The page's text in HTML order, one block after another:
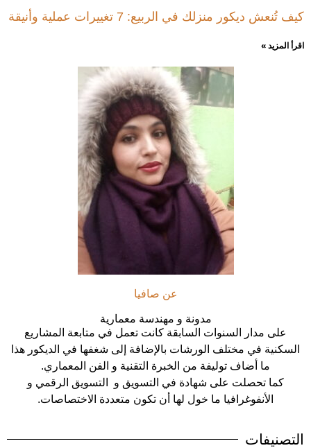
كيف تُنعش ديكور منزلك في الربيع: 7 تغييرات عملية وأنيقة
اقرأ المزيد »
عن صافيا
مدونة و مهندسة معمارية
على مدار السنوات السابقة كانت تعمل في متابعة المشاريع
السكنية في مختلف الورشات بالإضافة إلى شغفها في الديكور هذا
ما أضاف توليفة من الخبرة التقنية و الفن المعماري.
كما تحصلت على شهادة في التسويق و التسويق الرقمي و
الأنفوغرافيا ما خول لها أن تكون متعددة الاختصاصات.
التصنيفات